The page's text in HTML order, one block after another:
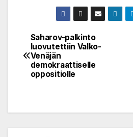
Post
navigation
Saharov-palkinto
luovutettiin Valko-
Venäjän
demokraattiselle
oppositiolle